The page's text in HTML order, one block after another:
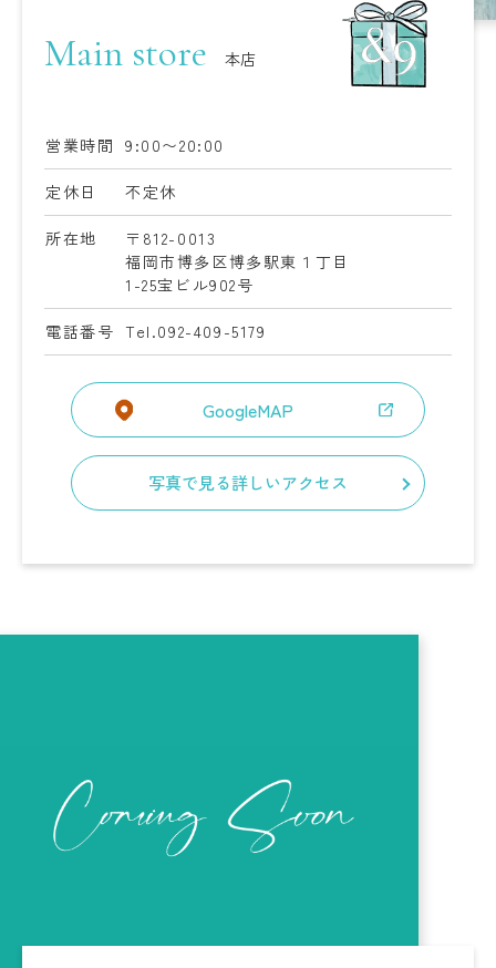
Main store 本店
営業時間 9:00〜20:00
定休日 不定休
所在地
〒812-0013
福岡市博多区博多駅東１丁目
1-25宝ビル902号
電話番号 Tel.092-409-5179
GoogleMAP
写真で見る詳しいアクセス